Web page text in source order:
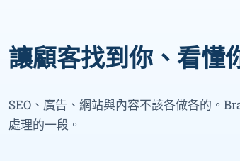
讓顧客找到你、看懂
SEO、廣告、網站與內容不該各做各的。
處理的一段。